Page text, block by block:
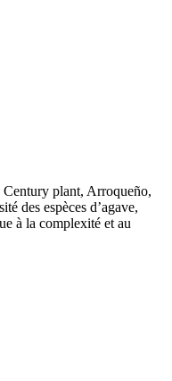
Century plant, Arroqueño,
des espèces d’agave,
à la complexité et au